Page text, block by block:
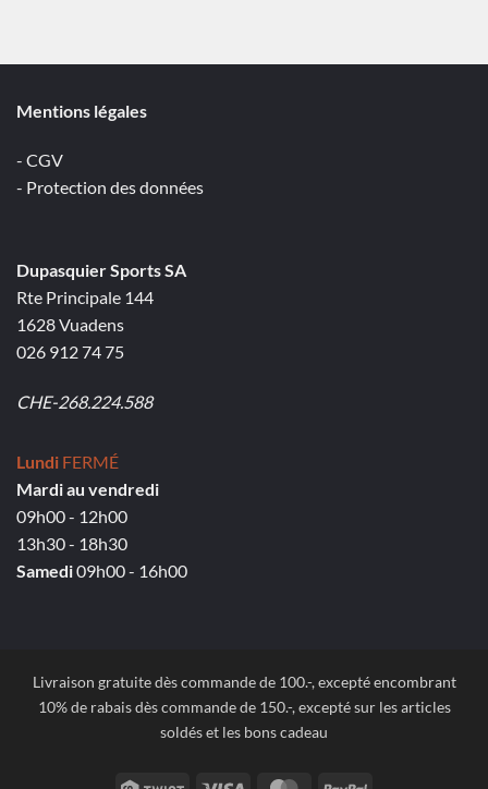
Mentions légales
- CGV
- Protection des données
Dupasquier Sports SA
Rte Principale 144
1628 Vuadens
026 912 74 75
CHE-268.224.588
Lundi FERMÉ
Mardi au vendredi
09h00 - 12h00
13h30 - 18h30
Samedi09h00 - 16h00
Livraison gratuite dès commande de 100.-, excepté encombrant
10% de rabais dès commande de 150.-, excepté sur les articles
soldés et les bons cadeau